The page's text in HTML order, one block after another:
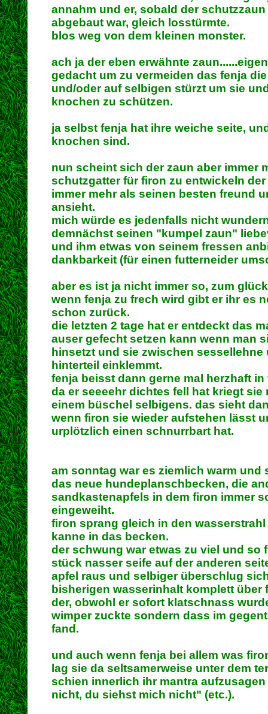
annahm und er, sobald der
abgebaut war, gleich losstürmte.
blos weg von dem kleinen monster.
ach ja der eben erwähnte
gedacht um zu vermeiden das fenja
und/oder auf selbigen stürzt um sie
knochen zu schützen.
ja selbst fenja hat ihre weiche seite,
knochen sind.
nun scheint sich der zaun aber immer
schutzgatter für firon zu entwickeln
immer mehr als seinen besten freund
ansieht.
mich würde es jedenfalls nicht
demnächst seinen "kumpel zaun"
und ihm etwas von seinem fressen
dankbarkeit (für einen futterneider
aber es ist ja nicht immer so, zum
wenn fenja zu frech wird gibt er ihr es
schon zurück.
die letzten 2 tage hat er entdeckt das
auser gefecht setzen kann wenn man
hinsetzt und sie zwischen sessellehne
hinterteil einklemmt.
fenja beisst dann gerne mal herzhaft
da er seeeehr dichtes fell hat kriegt sie
einem büschel selbigens. das sieht
wenn firon sie wieder aufstehen lässt
urplötzlich einen schnurrbart hat.
am sonntag war es ziemlich warm und
das neue hundeplanschbecken, die
sandkastenapfels in dem firon immer
eingeweiht.
firon sprang gleich in den
kanne in das becken.
der schwung war etwas zu viel und so
stück nasser seife auf der anderen
apfel raus und selbiger überschlug
bisherigen wasserinhalt komplett über
der, obwohl er sofort klatschnass
wimper zuckte sondern dass im
fand.
und auch wenn fenja bei allem was
lag sie da seltsamerweise unter dem
schien innerlich ihr mantra
nicht, du siehst mich nicht" (etc.).